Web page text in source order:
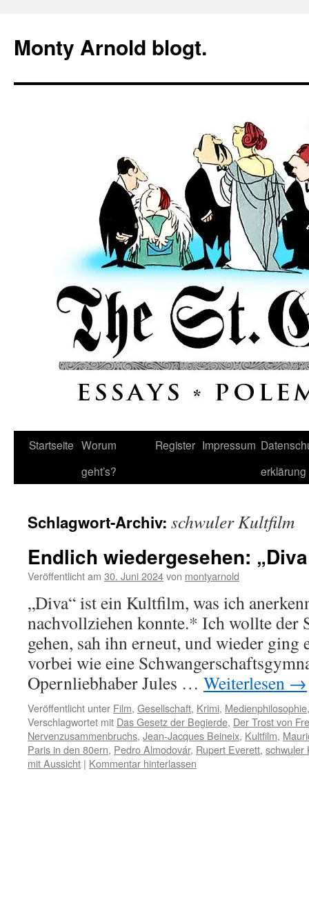
springen
Monty Arnold blogt.
Startseite Worum
geht’s?
Register Impressum
erklärung
Schlagwort-Archiv: schwuler Kultfilm
Endlich wiedergesehen:
Veröffentlicht am 30. Juni 2024von montyarnold
„Diva“ ist ein Kultfilm, was ich
nachvollziehen konnte.* Ich wollte der
gehen, sah ihn erneut, und wieder
vorbei wie eine
Opernliebhaber Jules … Weiterlesen →
Veröffentlicht unter Film, Gesellschaft, Krimi, Medienphilosophie
Verschlagwortet mit Das Gesetz der Begierde, Der Trost von
Nervenzusammenbruchs, Jean-Jacques Beineix, Kultfilm,
Paris in den 80ern, Pedro Almodovár, Rupert Everett, schwuler
mit Aussicht | Kommentar hinterlassen